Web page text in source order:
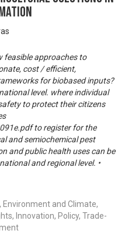
feasible approaches to
cost / efficient,
for biobased inputs?
level. where individual
to protect their citizens
to register for the
and semiochemical pest
and public health uses can be
and regional level. •
Environment and Climate,
Innovation, Policy, Trade-